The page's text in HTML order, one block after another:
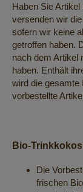
Haben Sie
versenden wir
sofern wir keine
getroffen haben.
nach dem Artikel
haben. Enthält
wird die gesamte
vorbestellte
Bio-
Die
frischen